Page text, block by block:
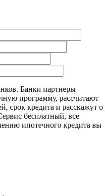
Банки партнеры
программу, рассчитают
срок кредита и расскажут о
бесплатный, все
ипотечного кредита вы